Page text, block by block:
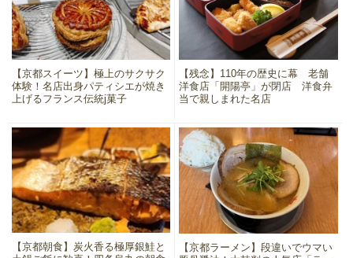
【京都スイーツ】極上のサクサク
体験！名店出身パティシエが焼き
上げるフランス伝統j菓子
【残念】110年の歴史に幕 老舗
洋食店「開陽亭」が閉店 洋食弁
当で親しまれた名店
【京都朝食】炭火香る極厚銀鮭と
【京都ラーメン】段違いでウマい